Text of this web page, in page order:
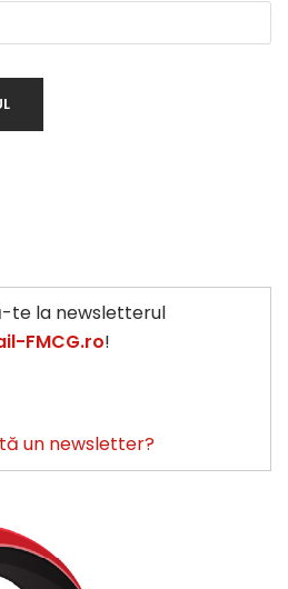
te la newsletterul
FMCG.ro!
un newsletter?